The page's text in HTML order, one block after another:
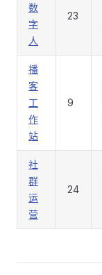
数
字
人
23
播
客
工
作
站
9
社
群
运
营
24